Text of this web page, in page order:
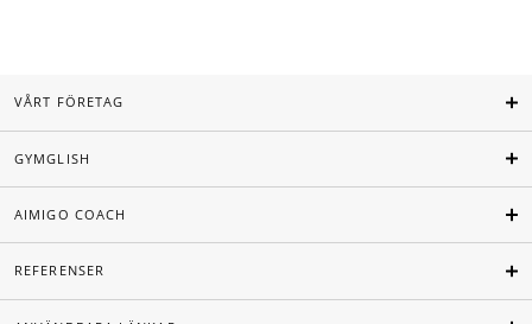
VÅRT FÖRETAG
GYMGLISH
AIMIGO COACH
REFERENSER